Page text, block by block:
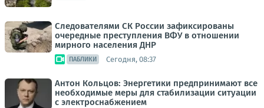
Следователями СК России зафиксированы
очередные преступления ВФУ в отношении
мирного населения ДНР
ПАБЛИКИ Сегодня, 08:37
Антон Кольцов: Энергетики предпринимают все
необходимые меры для стабилизации ситуации
с электроснабжением